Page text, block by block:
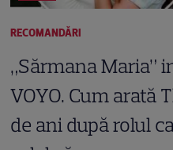
RECOMANDĂRI
„Sărmana Maria”
VOYO. Cum arată
de ani după rolul